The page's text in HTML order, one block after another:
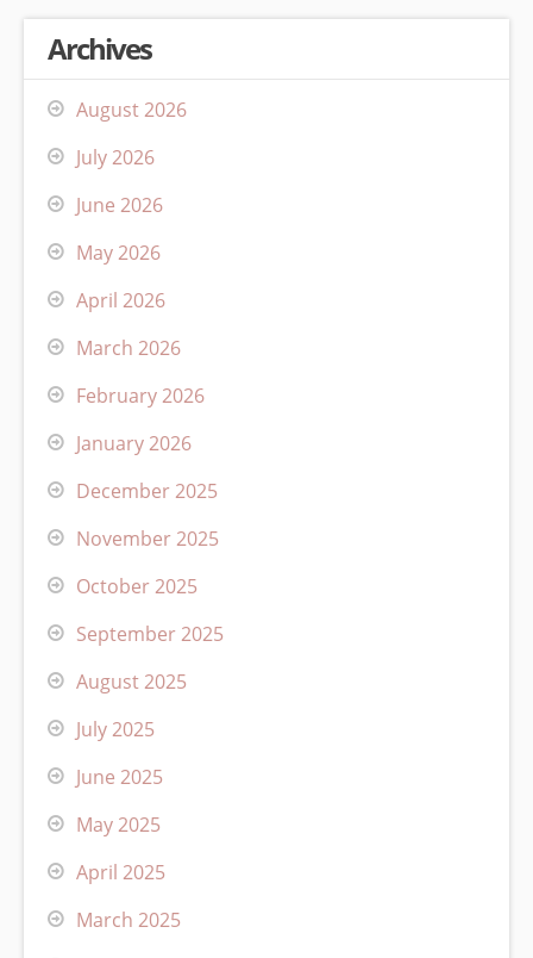
Archives
August 2026
July 2026
June 2026
May 2026
April 2026
March 2026
February 2026
January 2026
December 2025
November 2025
October 2025
September 2025
August 2025
July 2025
June 2025
May 2025
April 2025
March 2025